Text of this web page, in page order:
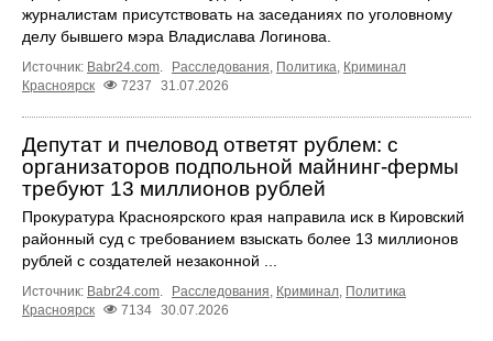
журналистам присутствовать на заседаниях по уголовному
делу бывшего мэра Владислава Логинова.
Источник: Babr24.com Расследования Политика Криминал
Красноярск
7237 31.07.2026
Депутат и пчеловод ответят рублем: с
организаторов подпольной майнинг-фермы
требуют 13 миллионов рублей
Прокуратура Красноярского края направила иск в Кировский
районный суд с требованием взыскать более 13 миллионов
рублей с создателей незаконной ...
Источник: Babr24.com Расследования Криминал Политика
Красноярск
7134 30.07.2026